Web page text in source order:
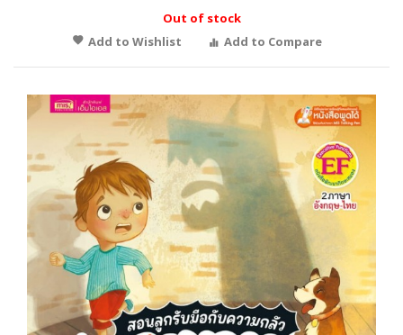
Out of stock
Add to Wishlist
Add to Compare